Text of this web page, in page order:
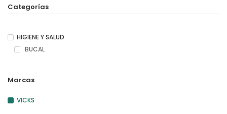
Categorías
HIGIENE Y SALUD
BUCAL
Marcas
VICKS